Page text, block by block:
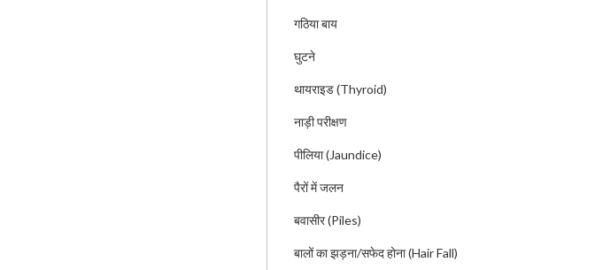
गठिया बाय
घुटने
थायराइड (Thyroid)
नाड़ी परीक्षण
पीलिया (Jaundice)
पैरों में जलन
बवासीर (Piles)
बालों का झड़ना/सफेद होना (Hair Fall)